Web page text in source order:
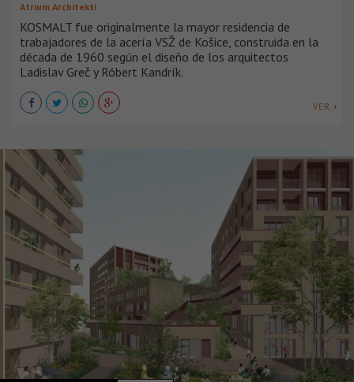
Atrium Architekti
KOSMALT fue originalmente la mayor residencia de
trabajadores de la acería VSŽ de Košice, construida en la
década de 1960 según el diseño de los arquitectos
Ladislav Greč y Róbert Kandrík.
VER +